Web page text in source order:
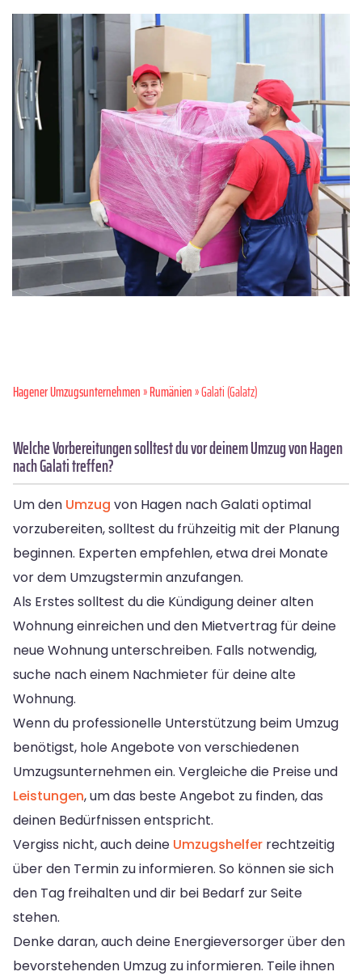
Hagener Umzugsunternehmen»Rumänien» Galati (Galatz)
Welche Vorbereitungen solltest du vor deinem Umzug von Hagen
nach Galati treffen?
Um den Umzug von Hagen nach Galati optimal
vorzubereiten, solltest du frühzeitig mit der Planung
beginnen. Experten empfehlen, etwa drei Monate
vor dem Umzugstermin anzufangen.
Als Erstes solltest du die Kündigung deiner alten
Wohnung einreichen und den Mietvertrag für deine
neue Wohnung unterschreiben. Falls notwendig,
suche nach einem Nachmieter für deine alte
Wohnung.
Wenn du professionelle Unterstützung beim Umzug
benötigst, hole Angebote von verschiedenen
Umzugsunternehmen ein. Vergleiche die Preise und
Leistungen, um das beste Angebot zu finden, das
deinen Bedürfnissen entspricht.
Vergiss nicht, auch deine Umzugshelfer rechtzeitig
über den Termin zu informieren. So können sie sich
den Tag freihalten und dir bei Bedarf zur Seite
stehen.
Denke daran, auch deine Energieversorger über den
bevorstehenden Umzug zu informieren. Teile ihnen